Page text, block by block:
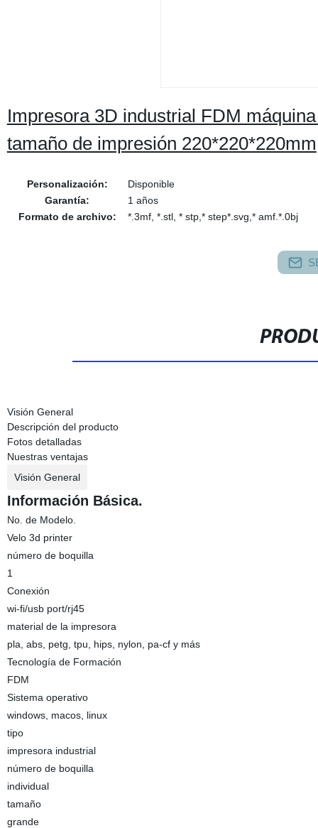
Impresora 3D industrial FDM
tamaño de impresión 220*220*220mm
Personalización:
Disponible
Garantía:
1 años
Formato de archivo:
*.3mf, *.stl, * stp,* step*.svg,* amf.*.0bj
Visión General
Descripción del producto
Fotos detalladas
Nuestras ventajas
Visión General
Información Básica.
No. de Modelo.
Velo 3d printer
número de boquilla
1
Conexión
wi-fi/usb port/rj45
material de la impresora
pla, abs, petg, tpu, hips, nylon, pa-cf y más
Tecnología de Formación
FDM
Sistema operativo
windows, macos, linux
tipo
impresora industrial
número de boquilla
individual
tamaño
grande